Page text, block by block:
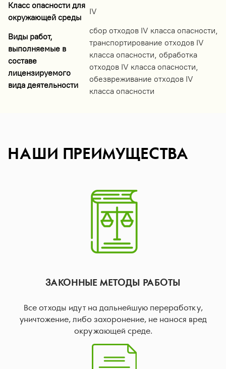
Класс опасности для
окружающей среды
IV
Виды работ,
выполняемые в
составе
лицензируемого
вида деятельности
сбор отходов IV класса опасности,
транспортирование отходов IV
класса опасности, обработка
отходов IV класса опасности,
обезвреживание отходов IV
класса опасности
НАШИ ПРЕИМУЩЕСТВА
ЗАКОННЫЕ МЕТОДЫ РАБОТЫ
Все отходы идут на дальнейшую переработку,
уничтожение, либо захоронение, не нанося вред
окружающей среде.